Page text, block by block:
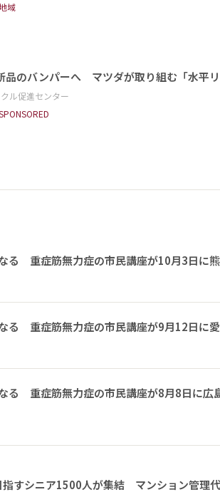
域
品のバンパーへ マツダが取り組む「水平リ
ル促進センター
る 重症筋無力症の市民講座が10月3日に
る 重症筋無力症の市民講座が9月12日に
る 重症筋無力症の市民講座が8月8日に広
指すシニア1500人が集結 マンション管理